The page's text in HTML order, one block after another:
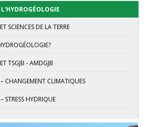
SCIENCES DE LA TERRE
TSGJB - AMDGJB
– CHANGEMENT CLIMATIQUES
STRESS HYDRIQUE